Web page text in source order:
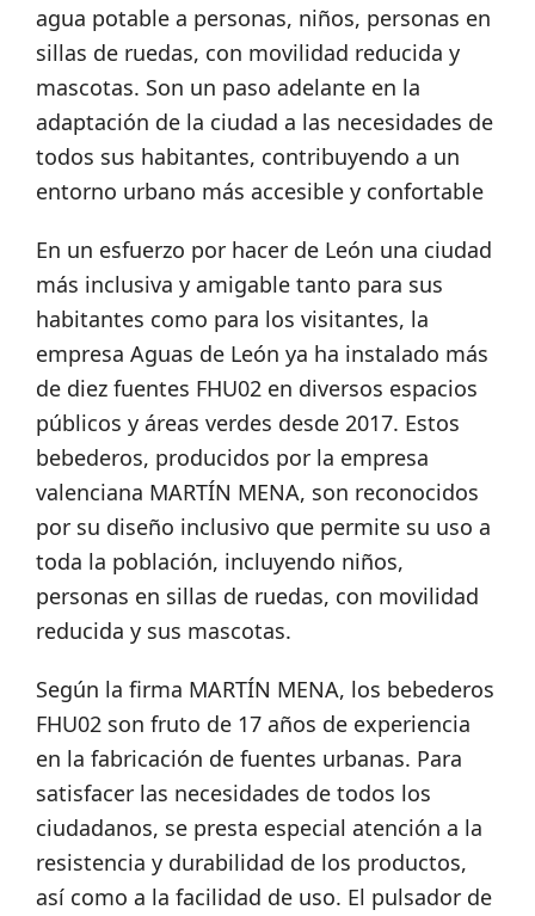
agua potable a personas, niños, personas en
sillas de ruedas, con movilidad reducida y
mascotas. Son un paso adelante en la
adaptación de la ciudad a las necesidades de
todos sus habitantes, contribuyendo a un
entorno urbano más accesible y confortable
En un esfuerzo por hacer de León una ciudad
más inclusiva y amigable tanto para sus
habitantes como para los visitantes, la
empresa Aguas de León ya ha instalado más
de diez fuentes FHU02 en diversos espacios
públicos y áreas verdes desde 2017. Estos
bebederos, producidos por la empresa
valenciana MARTÍN MENA, son reconocidos
por su diseño inclusivo que permite su uso a
toda la población, incluyendo niños,
personas en sillas de ruedas, con movilidad
reducida y sus mascotas.
Según la firma MARTÍN MENA, los bebederos
FHU02 son fruto de 17 años de experiencia
en la fabricación de fuentes urbanas. Para
satisfacer las necesidades de todos los
ciudadanos, se presta especial atención a la
resistencia y durabilidad de los productos,
así como a la facilidad de uso. El pulsador de